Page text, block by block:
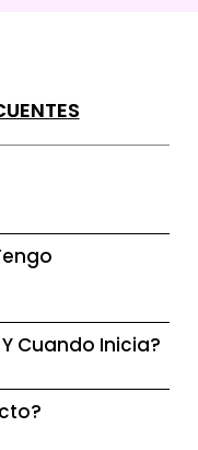
Y Cuando Inicia?